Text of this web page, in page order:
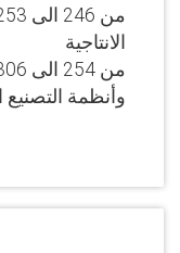
الانتاجية
وأنظمة التصنيع